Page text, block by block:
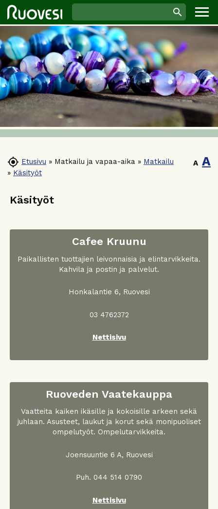
 Etusivu » Matkailu ja vapaa-aika » Matkailu
» Käsityöt
A A
Käsityöt
Cafee Kruunu
Paikallisten tuottajien leivonnaisia ja elintarvikkeita.
Kahvila ja postin ja palvelut.
Honkalantie 6, Ruovesi
03 4762372
Nettisivu
Ruoveden Vaatekauppa
Vaatteita kaiken ikäsille ja kokoisille arkeen sekä
juhlaan. Asusteet, laukut ja korut sekä monipuoliset
ompelutyöt. Ompelutarvikkeita.
Joensuuntie 6 A, Ruovesi
Puh. 044 514 0790
Nettisivu